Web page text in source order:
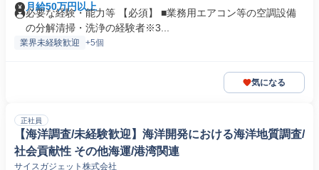
月給50万円以上
必要な経験・能力等 【必須】 ■業務用エアコン等の空調設備
の分解清掃・洗浄の経験者※3...
業界未経験歓迎 +5個
気になる
正社員
【海洋調査/未経験歓迎】海洋開発における海洋地質調査/
社会貢献性 その他海運/港湾関連
サイスガジェット株式会社